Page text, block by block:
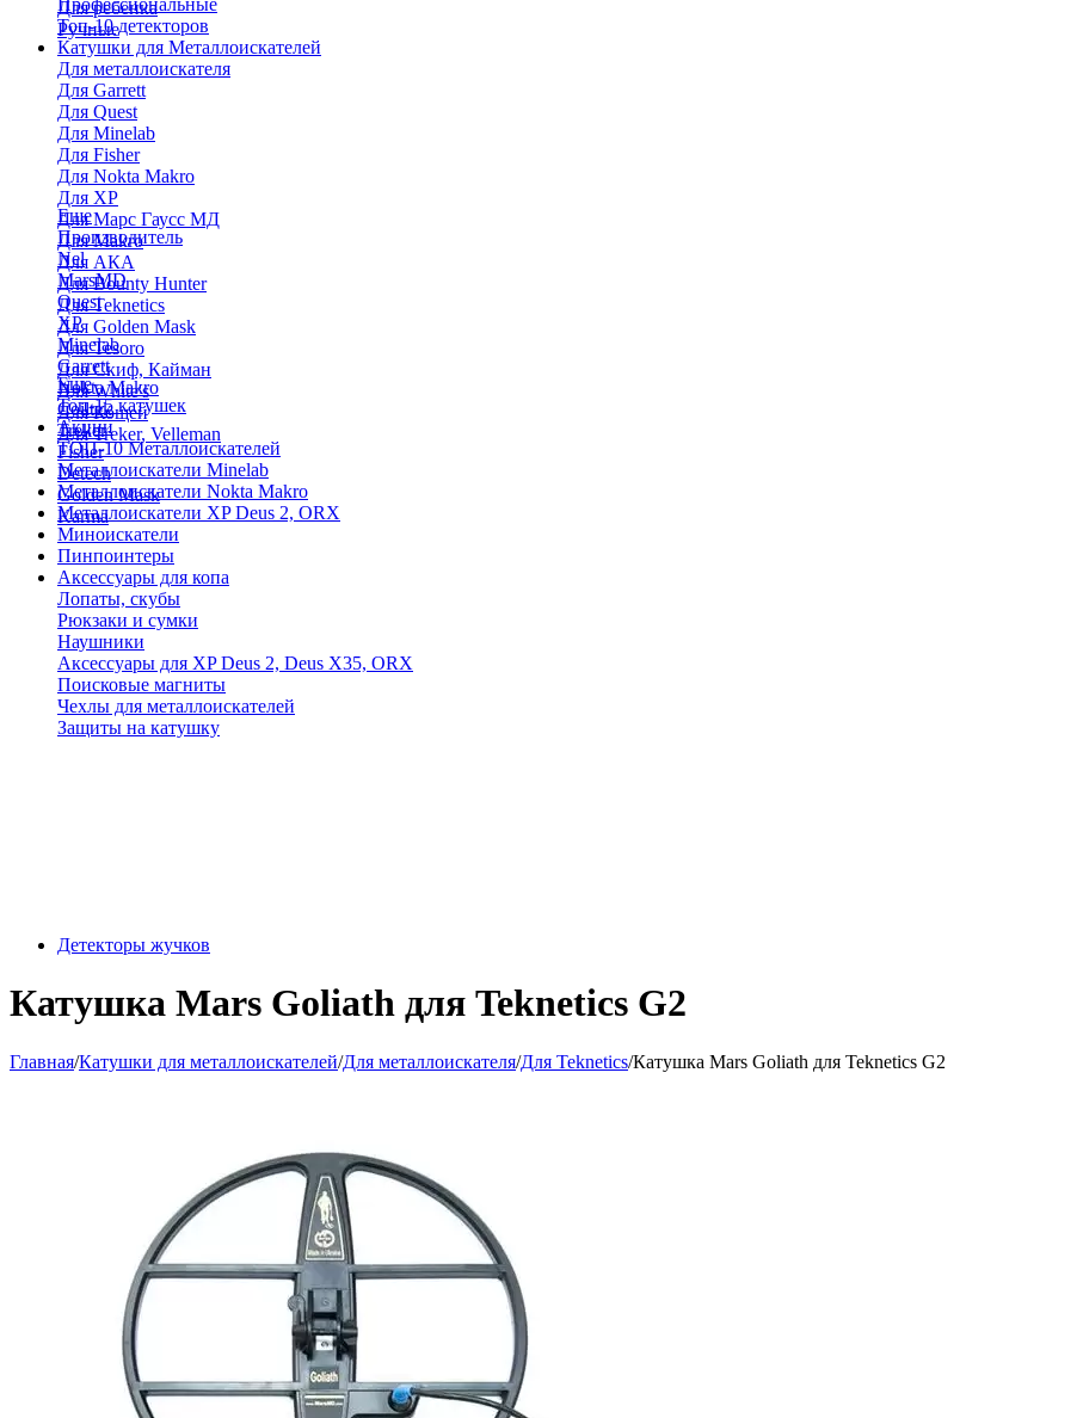
Для ребенка
Ручные
Профессиональные
Топ-10 детекторов
Катушки для Металлоискателей
Для металлоискателя
Для Garrett
Для Quest
Для Minelab
Для Fisher
Для Nokta Makro
Для XP
Для Марс Гаусс МД
Для Makro
Для АКА
Для Bounty Hunter
Для Teknetics
Для Golden Mask
Для Tesoro
Для Скиф, Кайман
Для White's
Для Кощей
Для Treker, Velleman
Еще
Производитель
Nel
MarsMD
Quest
XP
Minelab
Garrett
Nokta Makro
Coiltek
Treker
Fisher
Detech
Golden Mask
Karma
Еще
Топ-15 катушек
Акции
ТОП-10 Металлоискателей
Металлоискатели Minelab
Металлоискатели Nokta Makro
Металлоискатели XP Deus 2, ORX
Миноискатели
Пинпоинтеры
Аксессуары для копа
Лопаты, скубы
Рюкзаки и сумки
Наушники
Аксессуары для XP Deus 2, Deus X35, ORX
Поисковые магниты
Чехлы для металлоискателей
Защиты на катушку
Детекторы жучков
Катушка Mars Goliath для Teknetics G2
Главная/Катушки для металлоискателей/Для металлоискателя/Для Teknetics/Катушка Mars Goliath для Teknetics G2